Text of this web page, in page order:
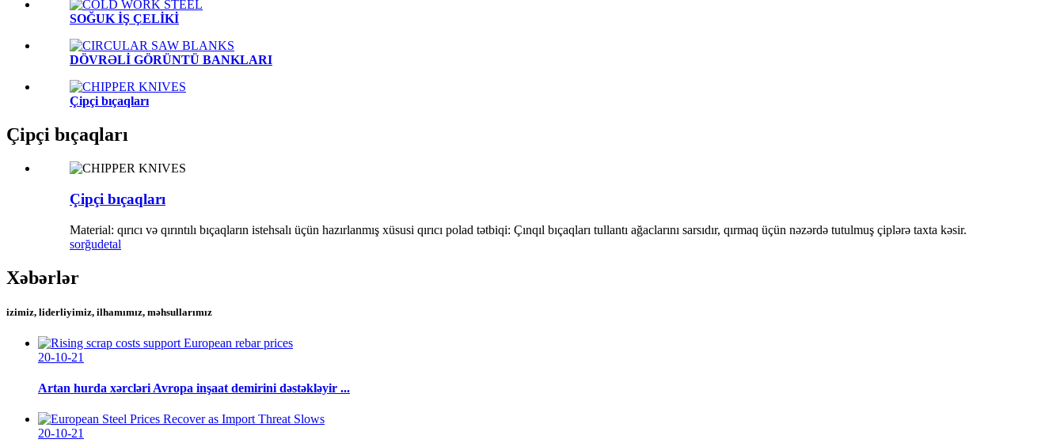
SOĞUK İŞ ÇELİKİ
DÖVRƏLİ GÖRÜNTÜ BANKLARI
Çipçi bıçaqları
Çipçi bıçaqları
Çipçi bıçaqları
Material: qırıcı və qırıntılı bıçaqların istehsalı üçün hazırlanmış xüsusi qırıcı polad tətbiqi: Çınqıl bıçaqları tullantı ağaclarını sarsıdır, qırmaq üçün nəzərdə tutulmuş çiplərə taxta kəsir.
sorğudetal
Xəbərlər
izimiz, liderliyimiz, ilhamımız, məhsullarımız
20-10-21
Artan hurda xərcləri Avropa inşaat demirini dəstəkləyir ...
20-10-21